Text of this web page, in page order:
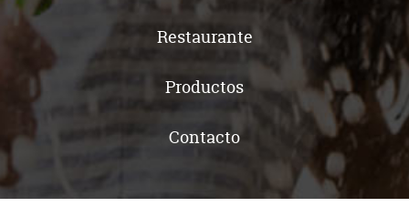
Restaurante
Productos
Contacto